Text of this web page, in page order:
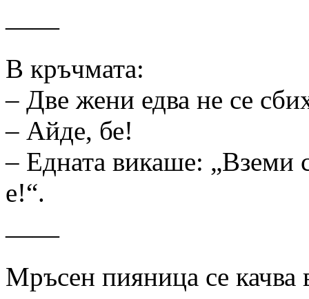
——
В кръчмата:
– Две жени едва не се
– Айде, бе!
– Едната викаше: „Вземи
е!“.
——
Мръсен пияница се качва